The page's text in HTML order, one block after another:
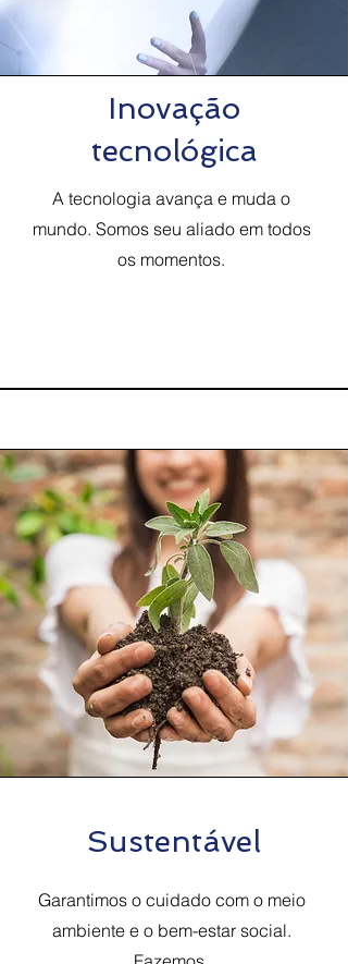
Inovação
tecnológica
A tecnologia avança e muda o
mundo. Somos seu aliado em todos
os momentos.
Sustentável
Garantimos o cuidado com o meio
ambiente e o bem-estar social.